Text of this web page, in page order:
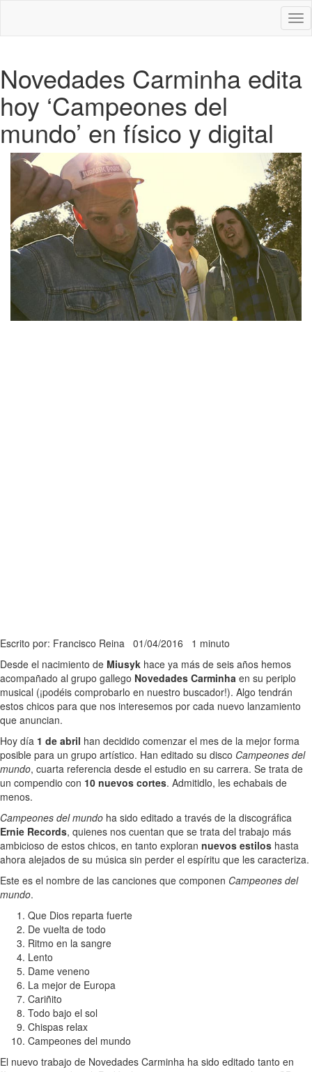
Novedades Carminha edita
hoy ‘Campeones del
mundo’ en físico y digital
Escrito por: Francisco Reina 01/04/2016 1 minuto
Desde el nacimiento de Miusyk hace ya más de seis años hemos
acompañado al grupo gallego Novedades Carminha en su periplo
musical (¡podéis comprobarlo en nuestro buscador!). Algo tendrán
estos chicos para que nos interesemos por cada nuevo lanzamiento
que anuncian.
Hoy día 1 de abril han decidido comenzar el mes de la mejor forma
posible para un grupo artístico. Han editado su disco Campeones del
mundo, cuarta referencia desde el estudio en su carrera. Se trata de
un compendio con 10 nuevos cortes. Admitidlo, les echabais de
menos.
Campeones del mundo ha sido editado a través de la discográfica
Ernie Records, quienes nos cuentan que se trata del trabajo más
ambicioso de estos chicos, en tanto exploran nuevos estilos hasta
ahora alejados de su música sin perder el espíritu que les caracteriza.
Este es el nombre de las canciones que componen Campeones del
mundo.
Que Dios reparta fuerte
De vuelta de todo
Ritmo en la sangre
Lento
Dame veneno
La mejor de Europa
Cariñito
Todo bajo el sol
Chispas relax
Campeones del mundo
El nuevo trabajo de Novedades Carminha ha sido editado tanto en